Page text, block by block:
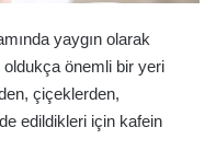
yaygın olarak
oldukça önemli bir yeri
çiçeklerden,
edildikleri için kafein